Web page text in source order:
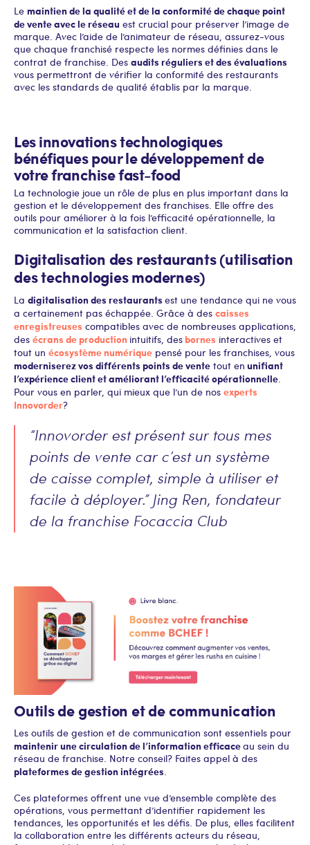
Le maintien de la qualité et de la conformité de chaque point
de vente avec le réseau est crucial pour préserver l’image de
marque. Avec l’aide de l’animateur de réseau, assurez-vous
que chaque franchisé respecte les normes définies dans le
contrat de franchise. Des audits réguliers et des évaluations
vous permettront de vérifier la conformité des restaurants
avec les standards de qualité établis par la marque.
Les innovations technologiques
bénéfiques pour le développement de
votre franchise fast-food
La technologie joue un rôle de plus en plus important dans la
gestion et le développement des franchises. Elle offre des
outils pour améliorer à la fois l’efficacité opérationnelle, la
communication et la satisfaction client.
Digitalisation des restaurants (utilisation
des technologies modernes)
La digitalisation des restaurants est une tendance qui ne vous
a certainement pas échappée. Grâce à des caisses
enregistreuses compatibles avec de nombreuses applications,
des écrans de production intuitifs, des bornes interactives et
tout un écosystème numérique pensé pour les franchises, vous
moderniserez vos différents points de vente tout en unifiant
l’expérience client et améliorant l’efficacité opérationnelle.
Pour vous en parler, qui mieux que l’un de nos experts
Innovorder?
“Innovorder est présent sur tous mes
points de vente car c’est un système
de caisse complet, simple à utiliser et
facile à déployer.” Jing Ren, fondateur
de la franchise Focaccia Club
Outils de gestion et de communication
Les outils de gestion et de communication sont essentiels pour
maintenir une circulation de l’information efficaceau sein du
réseau de franchise. Notre conseil ? Faites appel à des
plateformes de gestion intégrées.
Ces plateformes offrent une vue d’ensemble complète des
opérations, vous permettant d’identifier rapidement les
tendances, les opportunités et les défis. De plus, elles facilitent
la collaboration entre les différents acteurs du réseau,